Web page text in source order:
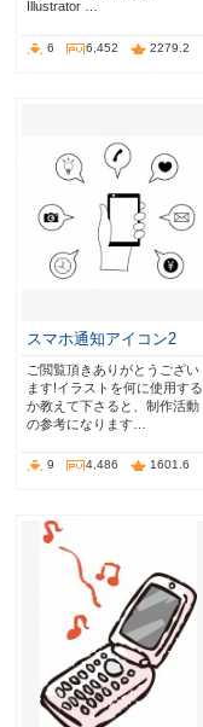
Illustrator …
6 6,452 2279.2
スマホ通知アイコン2
ご閲覧頂きありがとうござい
ます!イラストを何に使用する
か教えて下さると、制作活動
の参考になります…
9 4,486 1601.6